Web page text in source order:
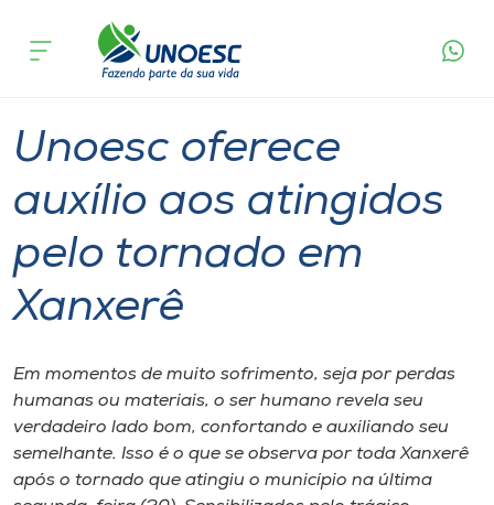
Cursos
Atendimento ao Estudante
Portal de Ensino
A
Internacionalização
acontece
Unoesc oferece
auxílio aos atingidos
pelo tornado em
Xanxerê
Em momentos de muito sofrimento, seja por perdas
humanas ou materiais, o ser humano revela seu
verdadeiro lado bom, confortando e auxiliando seu
semelhante. Isso é o que se observa por toda Xanxerê
após o tornado que atingiu o município na última